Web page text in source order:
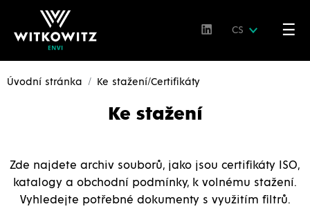
CS ☰
Úvodní stránka Ke stažení/Certifikáty
Ke stažení
Zde najdete archiv souborů, jako jsou certifikáty ISO,
katalogy a obchodní podmínky, k volnému stažení.
Vyhledejte potřebné dokumenty s využitím filtrů.